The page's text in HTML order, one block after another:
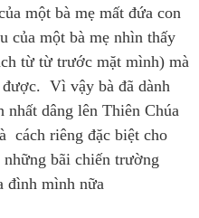
một bà mẹ mất đứa con
của một bà mẹ nhìn thấy
từ từ trước mặt mình) mà
Vì vậy bà đã dành
dâng lên Thiên Chúa
cách riêng đặc biệt cho
bãi chiến trường
đình mình nữa